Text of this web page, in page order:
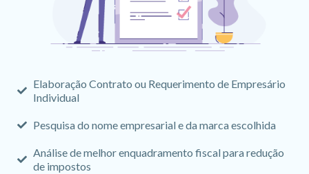
Elaboração Contrato ou Requerimento de Empresário
Individual
Pesquisa do nome empresarial e da marca escolhida
Análise de melhor enquadramento fiscal para redução
de impostos